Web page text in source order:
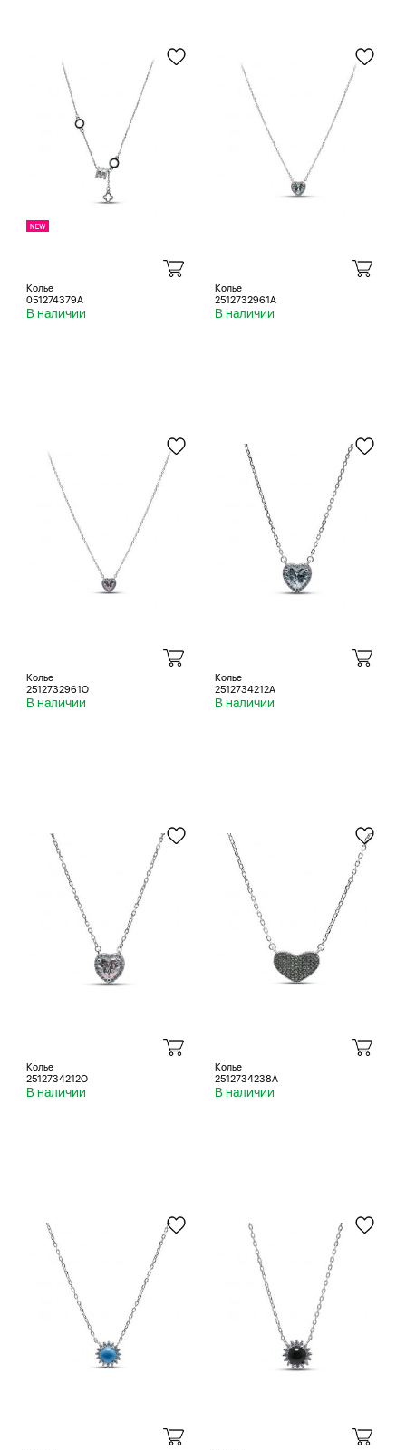
Колье
051274379A
В наличии
Колье
2512732961A
В наличии
Колье
2512732961O
В наличии
Колье
2512734212A
В наличии
Колье
2512734212O
В наличии
Колье
2512734238A
В наличии